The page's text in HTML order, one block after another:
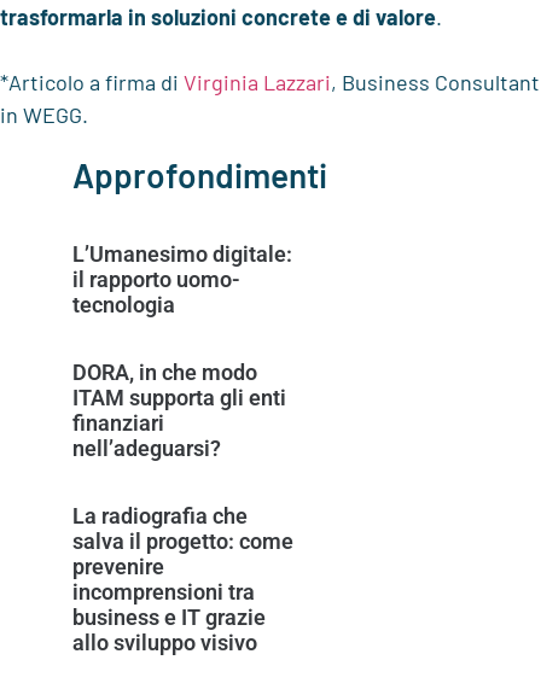
trasformarla in soluzioni concrete e di valore.
*Articolo a firma di Virginia Lazzari, Business Consultant
in WEGG.
Approfondimenti
L’Umanesimo digitale:
il rapporto uomo-
tecnologia
DORA, in che modo
ITAM supporta gli enti
finanziari
nell’adeguarsi?
La radiografia che
salva il progetto: come
prevenire
incomprensioni tra
business e IT grazie
allo sviluppo visivo